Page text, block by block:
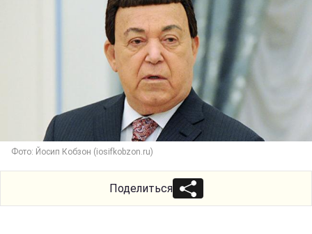
Фото: Йосип Кобзон (iosifkobzon.ru)
Поделиться